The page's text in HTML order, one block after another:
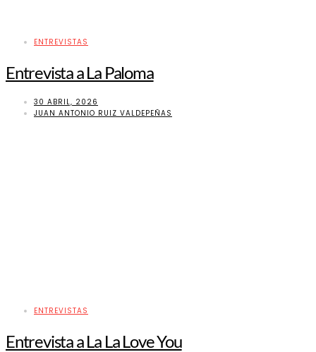
ENTREVISTAS
Entrevista a La Paloma
30 ABRIL, 2026
JUAN ANTONIO RUIZ VALDEPEÑAS
ENTREVISTAS
Entrevista a La La Love You